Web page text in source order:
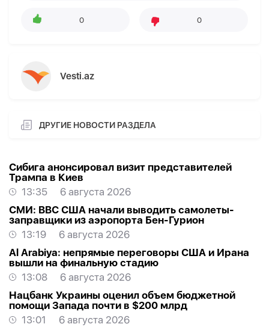
0 0
Vesti.az
ДРУГИЕ НОВОСТИ РАЗДЕЛА
Сибига анонсировал визит представителей
Трампа в Киев
13:35
6 августа 2026
СМИ: ВВС США начали выводить самолеты-
заправщики из аэропорта Бен-Гурион
13:19
6 августа 2026
Al Arabiya: непрямые переговоры США и Ирана
вышли на финальную стадию
13:08
6 августа 2026
Нацбанк Украины оценил объем бюджетной
помощи Запада почти в $200 млрд
13:01
6 августа 2026